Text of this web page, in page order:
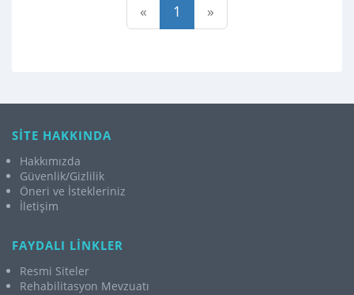
« 1 »
SİTE HAKKINDA
Hakkımızda
Güvenlik/Gizlilik
Öneri ve İstekleriniz
İletişim
FAYDALI LİNKLER
Resmi Siteler
Rehabilitasyon Mevzuatı